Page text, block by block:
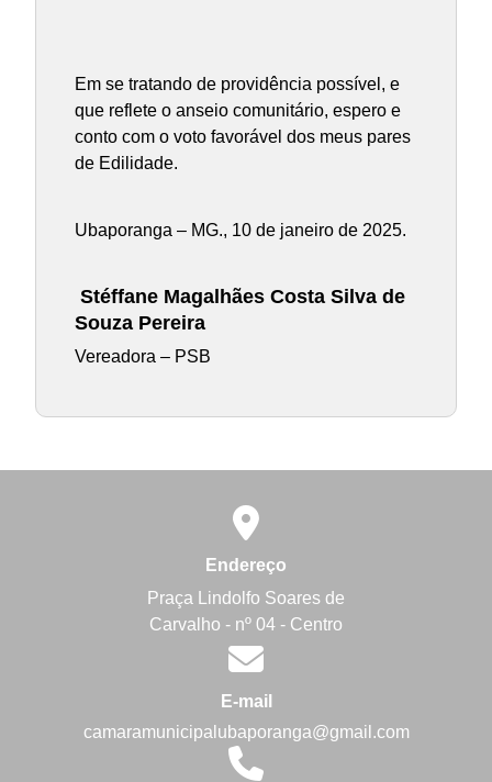
Em se tratando de providência possível, e
que reflete o anseio comunitário, espero e
conto com o voto favorável dos meus pares
de Edilidade.
Ubaporanga – MG., 10 de janeiro de 2025.
Stéffane Magalhães Costa Silva de
Souza Pereira
Vereadora – PSB
Endereço
Praça Lindolfo Soares de
Carvalho - nº 04 - Centro
E-mail
camaramunicipalubaporanga@gmail.com